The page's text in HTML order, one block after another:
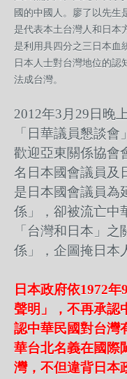
國的中國人。廖了以先生
是代表本土台灣人和日本
是利用具四分之三日本血
日本人士對台灣地位的認
法成台灣。
2012年3月29日晚
「日華議員懇談
歡迎亞東關係協會
名日本國會議員及
是日本國會議員為
係」，卻被流亡中
「台灣和日本」
係」，企圖掩日本
日本政府依1972
聲明」，不再承認
認中華民國對台灣
華台北名義在國際
灣，不但違背日本